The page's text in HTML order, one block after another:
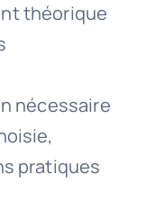
théorique
nécessaire
pratiques